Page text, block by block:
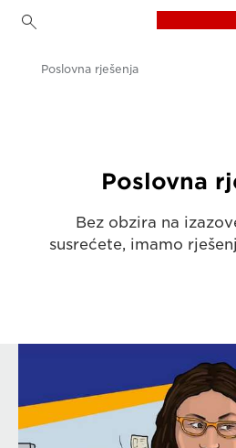
Poslovna rješenja
Poslovna
Bez obzira na
susrećete, imamo